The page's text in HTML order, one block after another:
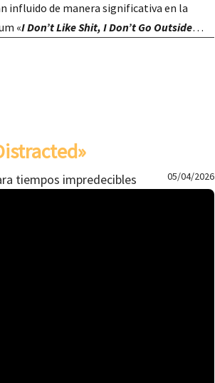
influido de manera significativa en la
«I Don’t Like Shit, I Don’t Go Outside…
tiempos impredecibles 05/04/2026